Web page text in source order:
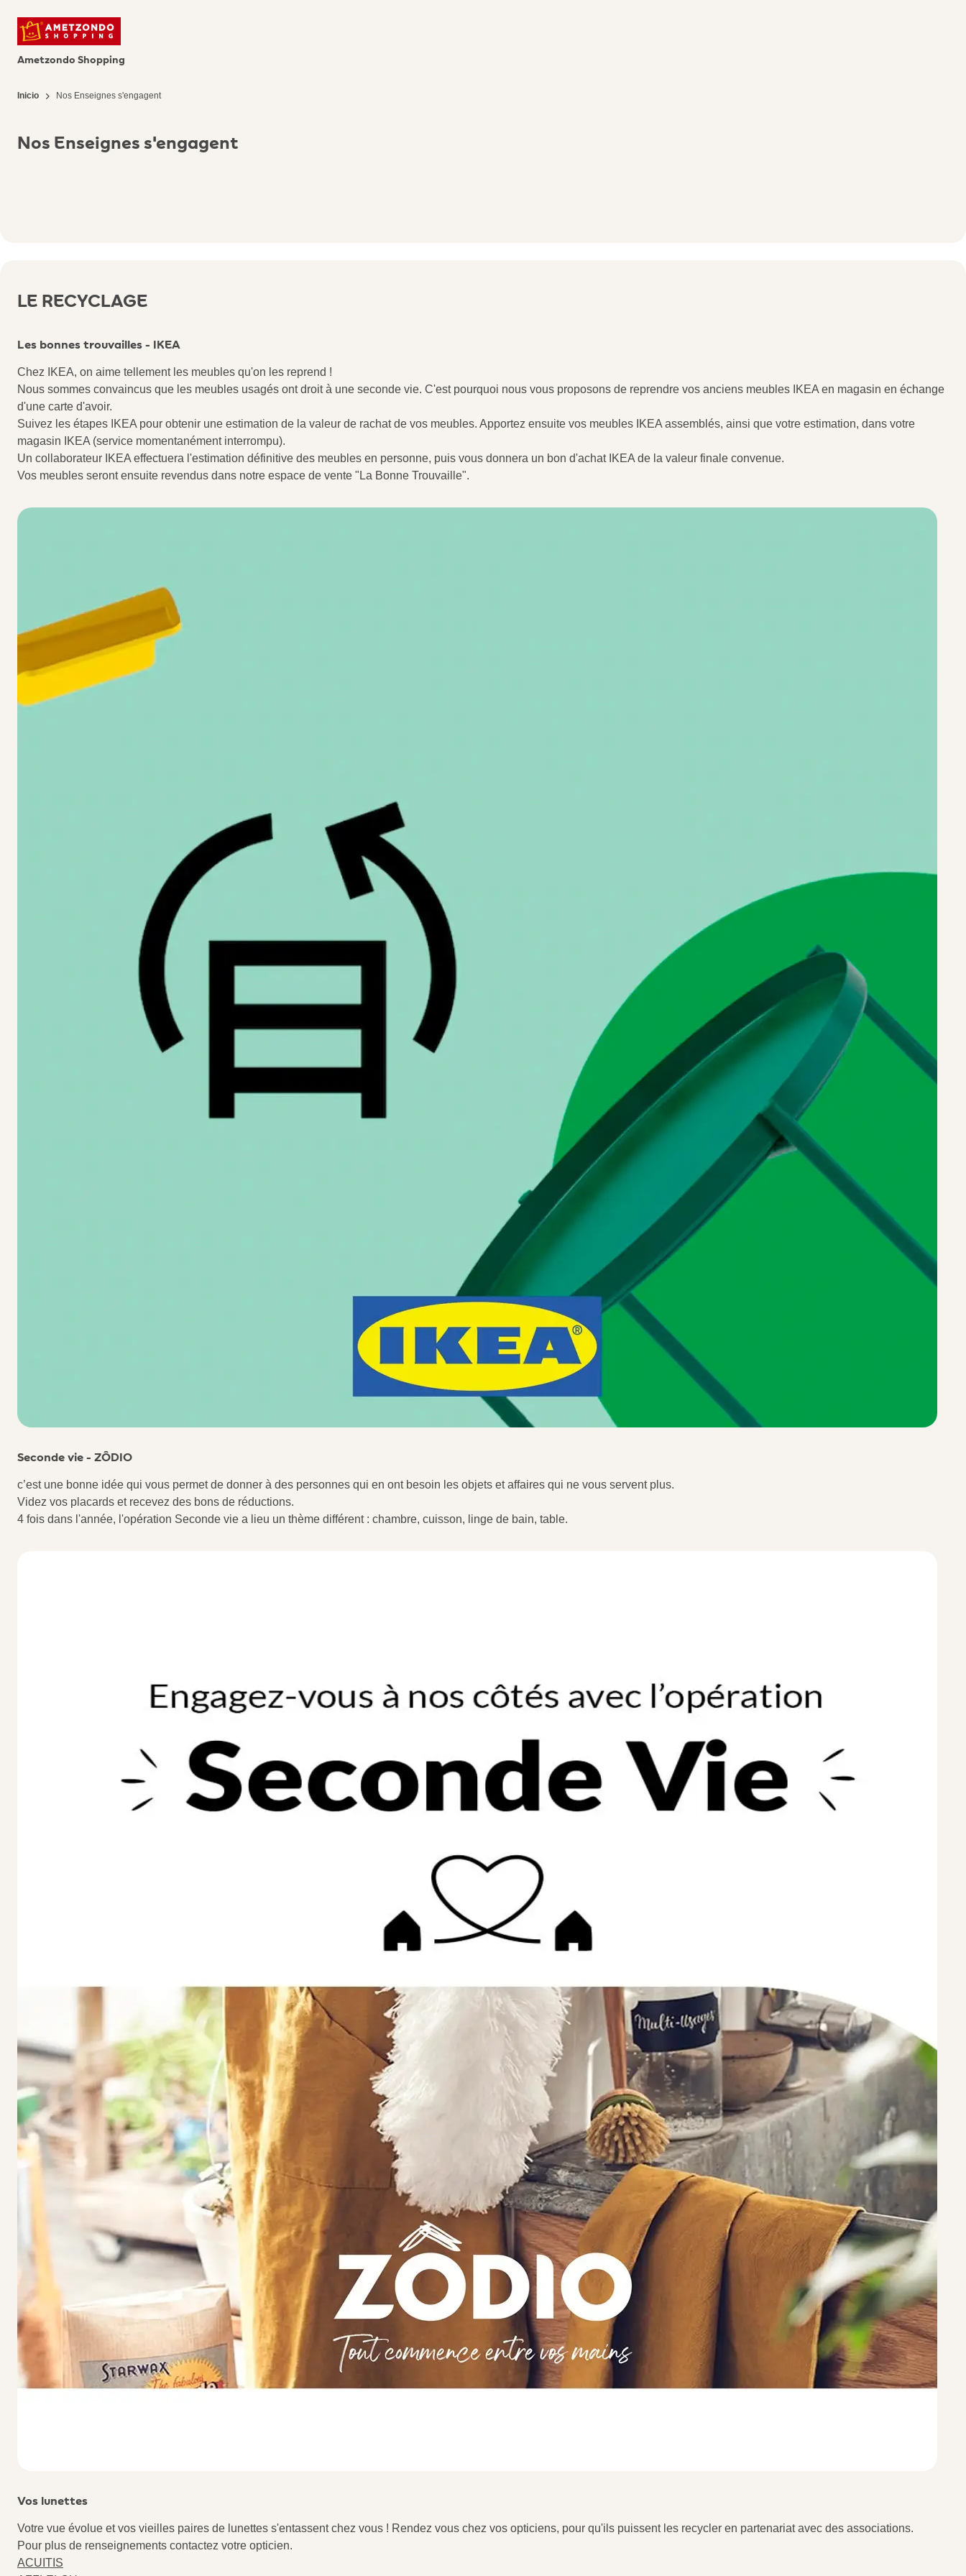
Ametzondo Shopping
Inicio Nos Enseignes s'engagent
Nos Enseignes s'engagent
LE RECYCLAGE
Les bonnes trouvailles - IKEA
Chez IKEA, on aime tellement les meubles qu'on les reprend !
Nous sommes convaincus que les meubles usagés ont droit à une seconde vie. C'est pourquoi nous vous proposons de reprendre vos anciens meubles IKEA en magasin en échange
d'une carte d'avoir.
Suivez les étapes IKEA pour obtenir une estimation de la valeur de rachat de vos meubles. Apportez ensuite vos meubles IKEA assemblés, ainsi que votre estimation, dans votre
magasin IKEA (service momentanément interrompu).
Un collaborateur IKEA effectuera l'estimation définitive des meubles en personne, puis vous donnera un bon d'achat IKEA de la valeur finale convenue.
Vos meubles seront ensuite revendus dans notre espace de vente "La Bonne Trouvaille".
Seconde vie - ZÔDIO
c’est une bonne idée qui vous permet de donner à des personnes qui en ont besoin les objets et affaires qui ne vous servent plus.
Videz vos placards et recevez des bons de réductions.
4 fois dans l'année, l'opération Seconde vie a lieu un thème différent : chambre, cuisson, linge de bain, table.
Vos lunettes
Votre vue évolue et vos vieilles paires de lunettes s'entassent chez vous ! Rendez vous chez vos opticiens, pour qu'ils puissent les recycler en partenariat avec des associations.
Pour plus de renseignements contactez votre opticien.
ACUITIS